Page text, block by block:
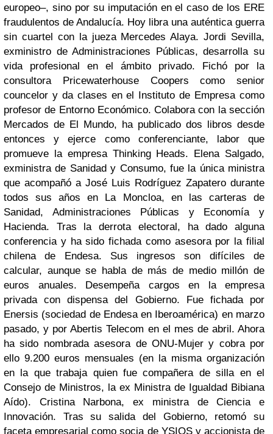
europeo–, sino por su imputación en el caso de los ERE
fraudulentos de Andalucía. Hoy libra una auténtica guerra
sin cuartel con la jueza Mercedes Alaya.Jordi Sevilla,
exministro de Administraciones Públicas, desarrolla su
vida profesional en el ámbito privado. Fichó por la
consultora Pricewaterhouse Coopers como senior
councelor y da clases en el Instituto de Empresa como
profesor de Entorno Económico. Colabora con la sección
Mercados de El Mundo, ha publicado dos libros desde
entonces y ejerce como conferenciante, labor que
promueve la empresa Thinking Heads. Elena Salgado,
exministra de Sanidad y Consumo, fue la única ministra
que acompañó a José Luis Rodríguez Zapatero durante
todos sus años en La Moncloa, en las carteras de
Sanidad, Administraciones Públicas y Economía y
Hacienda. Tras la derrota electoral, ha dado alguna
conferencia y ha sido fichada como asesora por la filial
chilena de Endesa. Sus ingresos son difíciles de
calcular, aunque se habla de más de medio millón de
euros anuales. Desempeña cargos en la empresa
privada con dispensa del Gobierno. Fue fichada por
Enersis (sociedad de Endesa en Iberoamérica) en marzo
pasado, y por Abertis Telecom en el mes de abril. Ahora
ha sido nombrada asesora de ONU-Mujer y cobra por
ello 9.200 euros mensuales (en la misma organización
en la que trabaja quien fue compañera de silla en el
Consejo de Ministros, la ex Ministra de Igualdad Bibiana
Aído).
Cristina Narbona, ex ministra de Ciencia e
Innovación. Tras su salida del Gobierno, retomó su
faceta empresarial como socia de YSIOS y accionista de